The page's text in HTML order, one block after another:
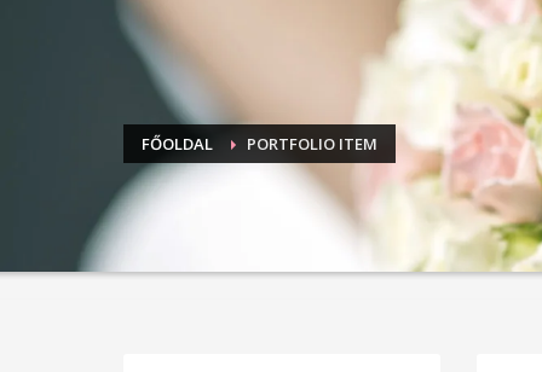
FŐOLDAL PORTFOLIO ITEM